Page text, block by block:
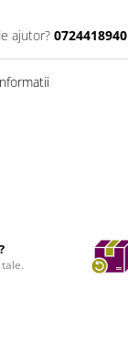
ajutor? 0724418940